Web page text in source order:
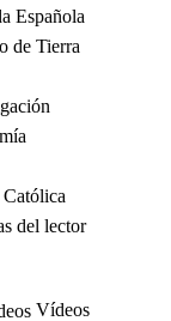
Española
de Tierra
del lector
Vídeos